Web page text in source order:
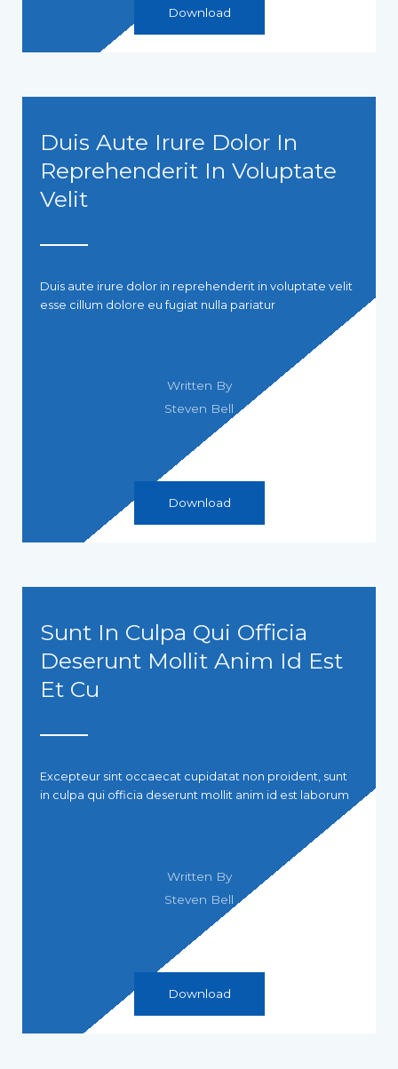
Download
Duis Aute Irure Dolor In
Reprehenderit In Voluptate
Velit
Duis aute irure dolor in reprehenderit in voluptate velit
esse cillum dolore eu fugiat nulla pariatur
Written By
Steven Bell
Download
Sunt In Culpa Qui Officia
Deserunt Mollit Anim Id Est
Et Cu
Excepteur sint occaecat cupidatat non proident, sunt
in culpa qui officia deserunt mollit anim id est laborum
Written By
Steven Bell
Download